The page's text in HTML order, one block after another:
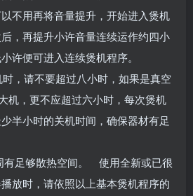
不用再将音量提升，开始进入煲机
，再提升小许音量连续运作约四小
许便可进入连续煲机程序。
，请不要超过八小时，如果是真空
机，更不应超过六小时，每次煲机
半小时的关机时间，确保器材有足
有足够散热空间。 使用全新或已很
放时，请依照以上基本煲机程序的